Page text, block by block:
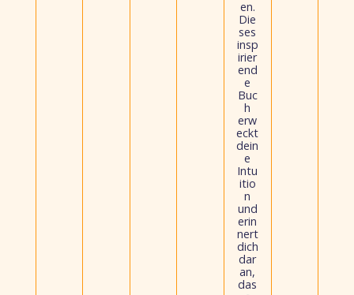
en.
Die
ses
insp
irier
end
e
Buc
h
erw
eckt
dein
e
Intu
itio
n
und
erin
nert
dich
dar
an,
das